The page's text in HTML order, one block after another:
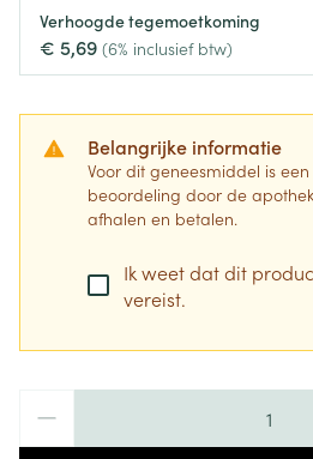
Verhoogde tegemoetkoming
€ 5,69 (6% inclusief btw)
Belangrijke informatie
Voor dit geneesmiddel is
beoordeling door de
afhalen en betalen.
Ik weet dat dit
vereist.